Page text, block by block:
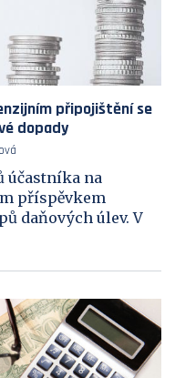
připojištění se
dopady
účastníka na
příspěvkem
daňových úlev. V